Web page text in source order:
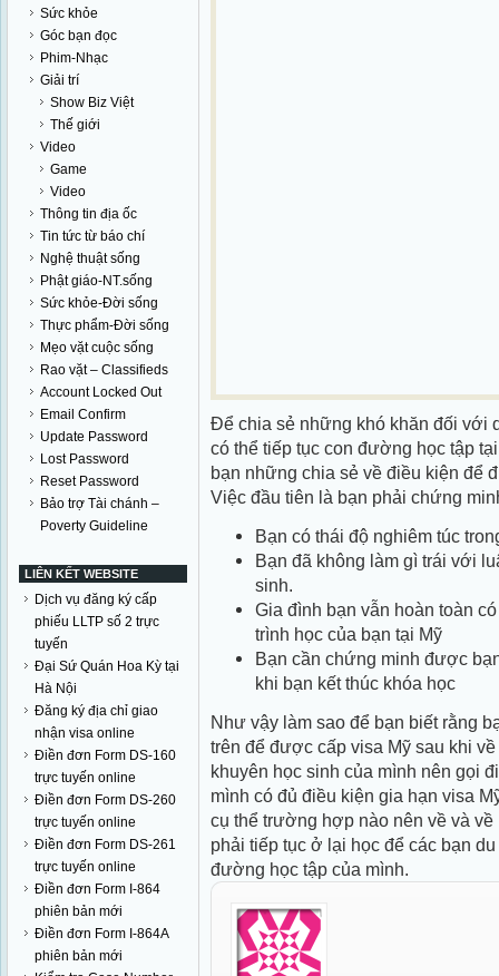
Sức khỏe
Góc bạn đọc
Phim-Nhạc
Giải trí
Show Biz Việt
Thế giới
Video
Game
Video
Thông tin địa ốc
Tin tức từ báo chí
Nghệ thuật sống
Phật giáo-NT.sống
Sức khỏe-Đời sống
Thực phẩm-Đời sống
Mẹo vặt cuộc sống
Rao vặt – Classifieds
Account Locked Out
Email Confirm
Update Password
Lost Password
Reset Password
Bảo trợ Tài chánh –
Poverty Guideline
LIÊN KẾT WEBSITE
Dịch vụ đăng ký cấp
phiếu LLTP số 2 trực
tuyến
Đại Sứ Quán Hoa Kỳ tại
Hà Nội
Đăng ký địa chỉ giao
nhận visa online
Điền đơn Form DS-160
trực tuyến online
Điền đơn Form DS-260
trực tuyến online
Điền đơn Form DS-261
trực tuyến online
Điền đơn Form I-864
phiên bản mới
Điền đơn Form I-864A
phiên bản mới
Để chia sẻ những khó khăn đối với
có thể tiếp tục con đường học tập
bạn những chia sẻ về điều kiện để
Việc đầu tiên là bạn phải chứng
Bạn có thái độ nghiêm túc
Bạn đã không làm gì trái với
sinh.
Gia đình bạn vẫn hoàn toàn
trình học của bạn tại Mỹ
Bạn cần chứng minh được
khi bạn kết thúc khóa học
Như vậy làm sao để bạn biết rằng
trên để được cấp visa Mỹ sau khi
khuyên học sinh của mình nên gọi
mình có đủ điều kiện gia hạn visa
cụ thể trường hợp nào nên về và
phải tiếp tục ở lại học để các bạn
đường học tập của mình.